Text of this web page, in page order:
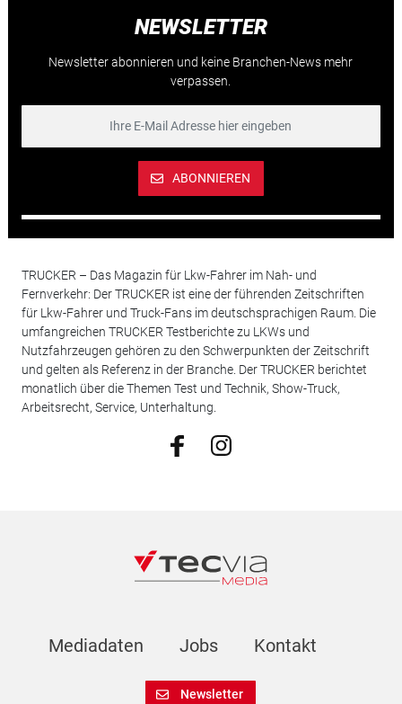
NEWSLETTER
Newsletter abonnieren und keine Branchen-News mehr
verpassen.
ABONNIEREN
TRUCKER – Das Magazin für Lkw-Fahrer im Nah- und
Fernverkehr: Der TRUCKER ist eine der führenden Zeitschriften
für Lkw-Fahrer und Truck-Fans im deutschsprachigen Raum. Die
umfangreichen TRUCKER Testberichte zu LKWs und
Nutzfahrzeugen gehören zu den Schwerpunkten der Zeitschrift
und gelten als Referenz in der Branche. Der TRUCKER berichtet
monatlich über die Themen Test und Technik, Show-Truck,
Arbeitsrecht, Service, Unterhaltung.
Mediadaten Jobs Kontakt
Newsletter